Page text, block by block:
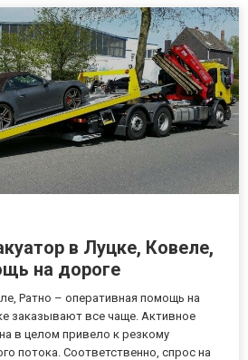
в Луцке, Ковеле,
на дороге
Ратно – оперативная помощь на
заказывают все чаще. Активное
в целом привело к резкому
потока. Соответственно, спрос на